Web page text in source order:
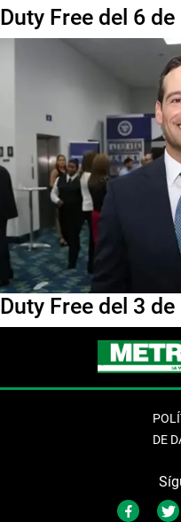
Duty Free del 6
Duty Free del 3
DE